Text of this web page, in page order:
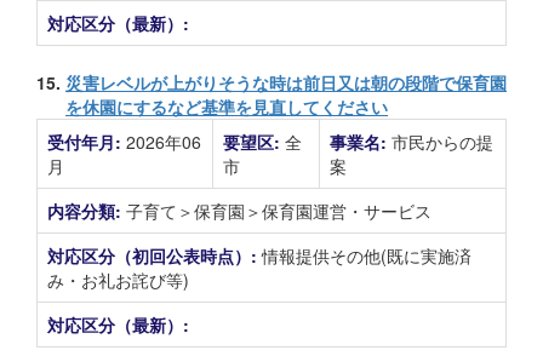
対応区分（最新）:
15. 災害レベルが上がりそうな時は前日又は朝の段階で保育園
を休園にするなど基準を見直してください
受付年月: 2026年06
月
要望区: 全
市
事業名: 市民からの提
案
内容分類: 子育て＞保育園＞保育園運営・サービス
対応区分（初回公表時点）:情報提供その他(既に実施済
み・お礼お詫び等)
対応区分（最新）: